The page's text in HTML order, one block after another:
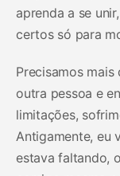
aprenda a se
certos só para
Precisamos
outra pessoa e
limitações,
Antigamente, eu
estava faltando,